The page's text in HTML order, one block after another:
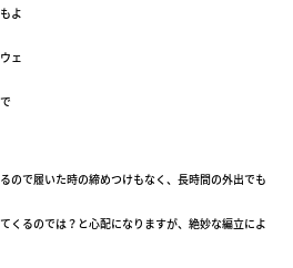
よ
ェ
ので履いた時の締めつけもなく、長時間の外出でも
くるのでは？と心配になりますが、絶妙な編立によ